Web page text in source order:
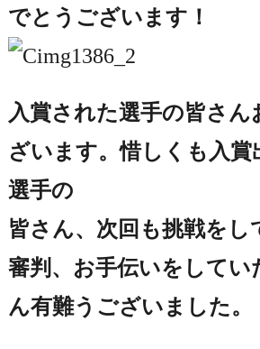
でとうございます！
入賞された選手の皆さ
ざいます。惜しくも入賞
選手の
皆さん、次回も挑戦をし
審判、お手伝いをしてい
ん有難うございました。